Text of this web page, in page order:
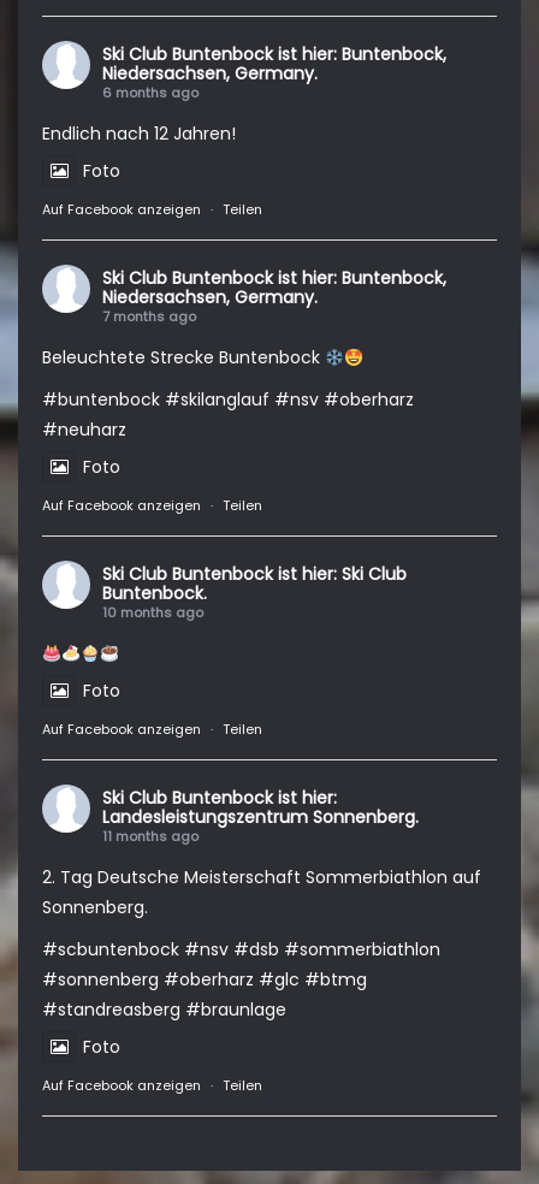
Ski Club Buntenbock ist hier: Buntenbock,
Niedersachsen, Germany.
6 months ago
Endlich nach 12 Jahren!
Foto
Auf Facebook anzeigen · Teilen
Ski Club Buntenbock ist hier: Buntenbock,
Niedersachsen, Germany.
7 months ago
Beleuchtete Strecke Buntenbock
#buntenbock #skilanglauf #nsv #oberharz
#neuharz
Foto
Auf Facebook anzeigen · Teilen
Ski Club Buntenbock ist hier: Ski Club
Buntenbock.
10 months ago
Foto
Auf Facebook anzeigen · Teilen
Ski Club Buntenbock ist hier:
Landesleistungszentrum Sonnenberg.
11 months ago
2. Tag Deutsche Meisterschaft Sommerbiathlon auf
Sonnenberg.
#scbuntenbock #nsv #dsb #sommerbiathlon
#sonnenberg #oberharz #glc #btmg
#standreasberg #braunlage
Foto
Auf Facebook anzeigen · Teilen